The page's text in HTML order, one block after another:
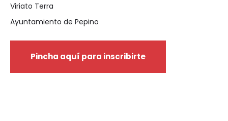
Viriato Terra
Ayuntamiento de Pepino
Pincha aquí para inscribirte